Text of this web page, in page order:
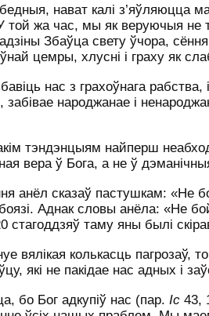
нават калі з’яўляюцца
той жа час, мы як веруючыя не
Збаўца свету ўчора,
цемры, хлусні і граху як
нас з грахоўнага
забівае народжанае і
тэндэнцыям найперш
вера ў Бога, а не ў
анёл сказаў пастушкам: «Не
Аднак словы анёла: «Не
стагоддзяў таму яны былі
вялікая колькасць
які не пакідае нас адных і
бо Бог адкупіў нас (пар. Іс43,